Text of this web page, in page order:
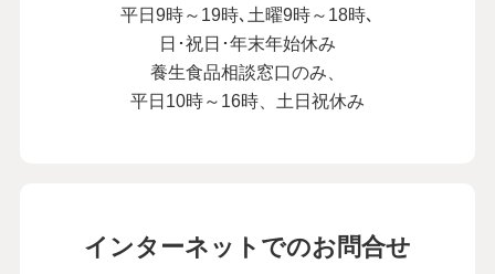
平日9時～19時､土曜9時～18時､
日･祝日･年末年始休み
養生食品相談窓口のみ、
平日10時～16時、土日祝休み
インターネットでのお問合せ